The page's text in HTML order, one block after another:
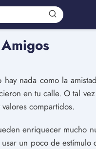
nada como la
en tu calle. O tal
compartidos.
enriquecer mucho
un poco de